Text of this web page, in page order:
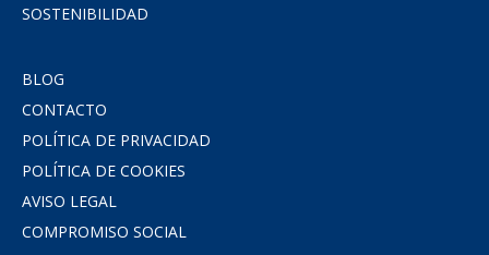
SOSTENIBILIDAD
BLOG
CONTACTO
POLÍTICA DE PRIVACIDAD
POLÍTICA DE COOKIES
AVISO LEGAL
COMPROMISO SOCIAL